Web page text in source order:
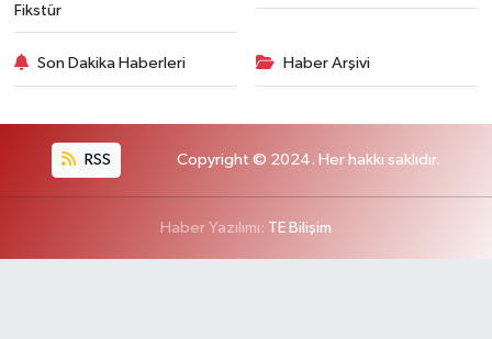
Fikstür
Son Dakika Haberleri Haber Arşivi
RSS Copyright © 2024. Her hakkı saklıdır.
Haber Yazılımı: TE Bilişim